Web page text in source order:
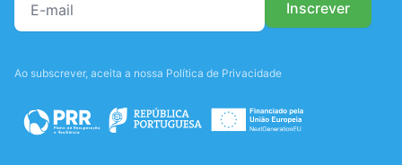
Ao subscrever, aceita a nossa Política de Privacidade